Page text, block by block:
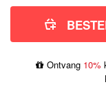
Ontvang 10%